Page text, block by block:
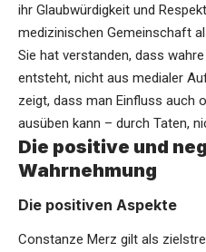
ihr Glaubwürdigkeit und
medizinischen Gemeinschaft
Sie hat verstanden, dass
entsteht, nicht aus medialer
zeigt, dass man Einfluss auch
ausüben kann – durch Taten,
Die positive und
Wahrnehmung
Die positiven Aspekte
Constanze Merz gilt als